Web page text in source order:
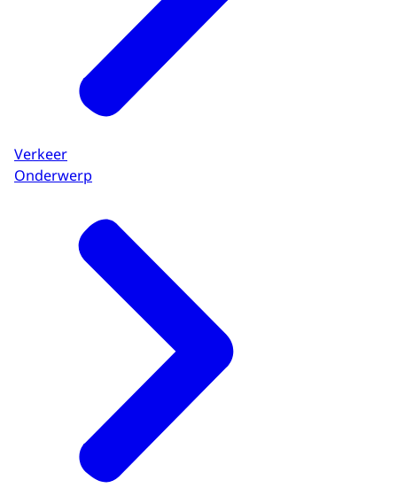
Verkeer
Onderwerp